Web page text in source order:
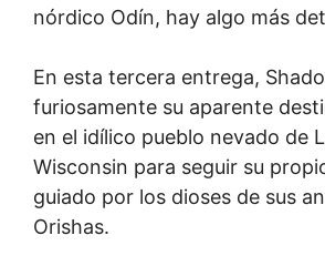
nórdico Odín, hay algo más
En esta tercera entrega,
furiosamente su aparente
en el idílico pueblo nevado de
Wisconsin para seguir su
guiado por los dioses de sus
Orishas.